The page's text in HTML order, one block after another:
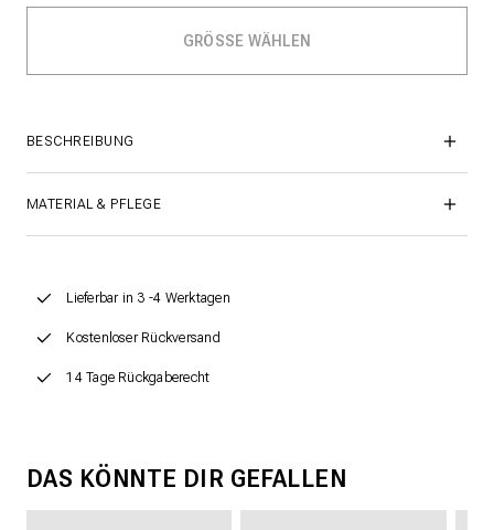
BESCHREIBUNG
MATERIAL & PFLEGE
Lieferbar in 3 -4 Werktagen
Kostenloser Rückversand
14 Tage Rückgaberecht
DAS KÖNNTE DIR GEFALLEN